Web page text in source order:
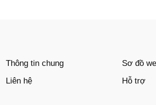
Thông tin chung Sơ đồ
Liên hệ
Hỗ trợ